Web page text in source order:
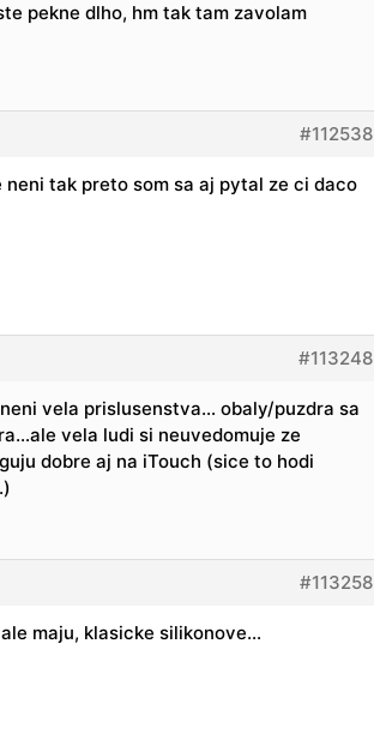
pekne dlho, hm tak tam zavolam
#112538
tak preto som sa aj pytal ze ci daco
#113248
vela prislusenstva… obaly/puzdra sa
vela ludi si neuvedomuje ze
dobre aj na iTouch (sice to hodi
#113258
maju, klasicke silikonove…